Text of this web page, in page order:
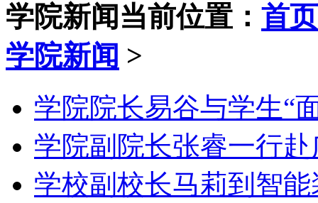
学院新闻 当前位置： 首页
学院新闻 >
学院院长易谷与学生“
学院副院长张睿一行
学校副校长马莉到智